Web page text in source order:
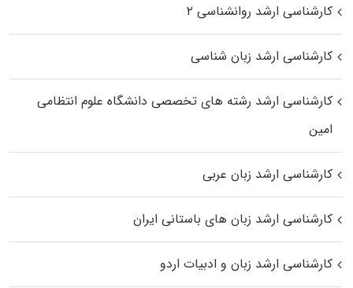
کارشناسی ارشد روانشناسی ۲
کارشناسی ارشد زبان شناسی
کارشناسی ارشد رﺷﺘﻪ ﻫﺎی تخصصی داﻧﺸﮕﺎه ﻋﻠﻮم انتظامی
اﻣﻴﻦ
کارشناسی ارشد زبان عربی
کارشناسی ارشد زبان‌ های باستانی ایران
کارشناسی ارشد زبان و ادبیات اردو